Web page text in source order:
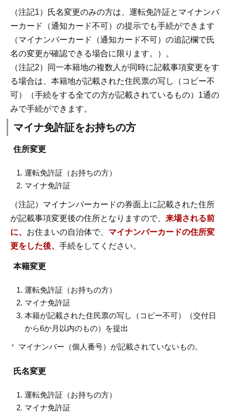
（注記1）氏名変更のみの方は、運転免許証とマイナンバ
ーカード（通知カード不可）の提示でも手続ができます
（マイナンバーカード（通知カード不可）の追記欄で氏
名の変更が確認できる場合に限ります。）。
（注記2）同一本籍地の複数人が同時に記載事項変更をす
る場合は、本籍地が記載された住民票の写し（コピー不
可）（手続をする全ての方が記載されているもの）1通の
みで手続ができます。
マイナ免許証をお持ちの方
住所変更
運転免許証（お持ちの方）
マイナ免許証
（注記）マイナンバーカードの券面上に記載された住所
が記載事項変更後の住所となりますので、 来場される前
に、 お住まいの自治体で、 マイナンバーカードの住所変
更をした後、 手続をしてください。
本籍変更
運転免許証（お持ちの方）
マイナ免許証
本籍が記載された住民票の写し（コピー不可）（交付日
から6か月以内のもの）を提出
マイナンバー（個人番号）が記載されていないもの。
氏名変更
運転免許証（お持ちの方）
マイナ免許証